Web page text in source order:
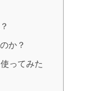
か？
ってみた